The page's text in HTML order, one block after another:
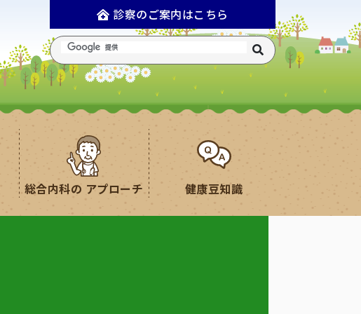
診察のご案内はこちら
総合内科の アプローチ 健康豆知識